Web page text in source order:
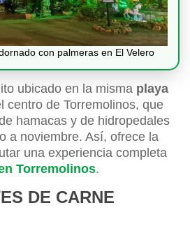
con palmeras en El Velero
ubicado en la misma playa
centro de Torremolinos, que
hamacas y de hidropedales
a noviembre. Así, ofrece la
una experiencia completa
Torremolinos.
DE CARNE